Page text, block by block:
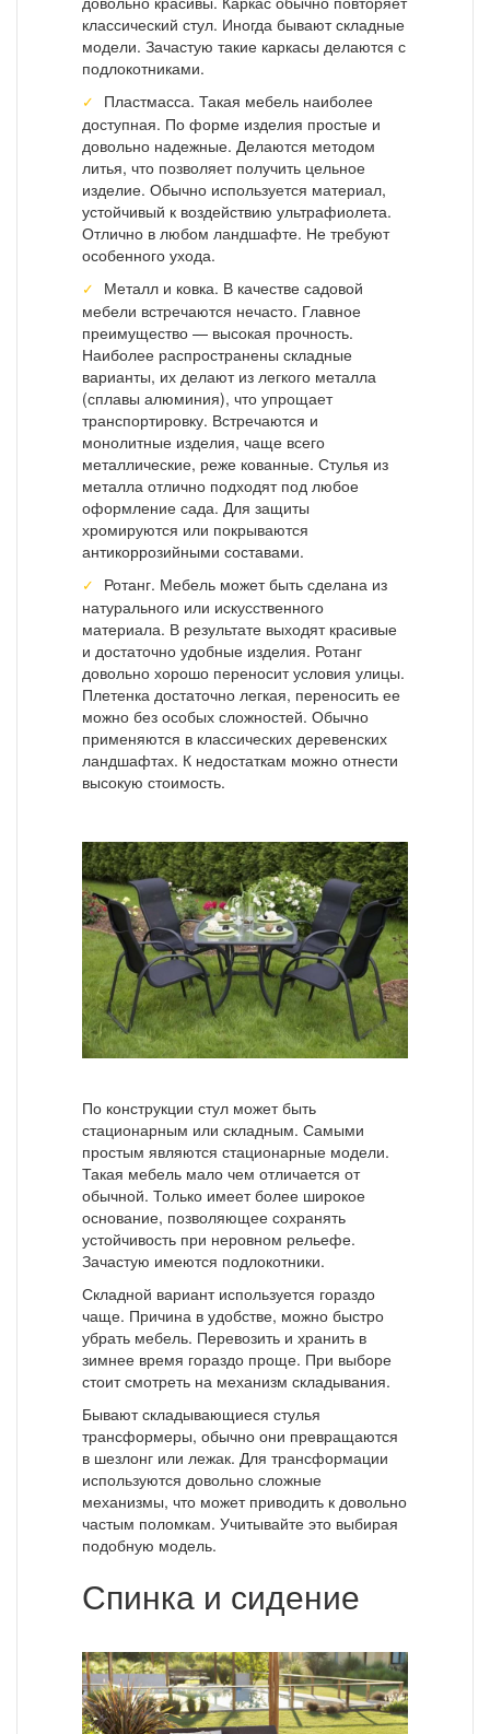
классический стул. Иногда бывают складные
модели. Зачастую такие каркасы делаются с
подлокотниками.
Пластмасса. Такая мебель наиболее
доступная. По форме изделия простые и
довольно надежные. Делаются методом
литья, что позволяет получить цельное
изделие. Обычно используется материал,
устойчивый к воздействию ультрафиолета.
Отлично в любом ландшафте. Не требуют
особенного ухода.
Металл и ковка. В качестве садовой
мебели встречаются нечасто. Главное
преимущество — высокая прочность.
Наиболее распространены складные
варианты, их делают из легкого металла
(сплавы алюминия), что упрощает
транспортировку. Встречаются и
монолитные изделия, чаще всего
металлические, реже кованные. Стулья из
металла отлично подходят под любое
оформление сада. Для защиты
хромируются или покрываются
антикоррозийными составами.
Ротанг. Мебель может быть сделана из
натурального или искусственного
материала. В результате выходят красивые
и достаточно удобные изделия. Ротанг
довольно хорошо переносит условия улицы.
Плетенка достаточно легкая, переносить ее
можно без особых сложностей. Обычно
применяются в классических деревенских
ландшафтах. К недостаткам можно отнести
высокую стоимость.
По конструкции стул может быть
стационарным или складным. Самыми
простым являются стационарные модели.
Такая мебель мало чем отличается от
обычной. Только имеет более широкое
основание, позволяющее сохранять
устойчивость при неровном рельефе.
Зачастую имеются подлокотники.
Складной вариант используется гораздо
чаще. Причина в удобстве, можно быстро
убрать мебель. Перевозить и хранить в
зимнее время гораздо проще. При выборе
стоит смотреть на механизм складывания.
Бывают складывающиеся стулья
трансформеры, обычно они превращаются
в шезлонг или лежак. Для трансформации
используются довольно сложные
механизмы, что может приводить к довольно
частым поломкам. Учитывайте это выбирая
подобную модель.
Спинка и сидение